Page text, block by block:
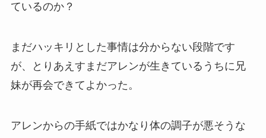
ているのか？
まだハッキリとした事情は分からない段階です
が、とりあえすまだアレンが生きているうちに兄
妹が再会できてよかった。
アレンからの手紙ではかなり体の調子が悪そうな